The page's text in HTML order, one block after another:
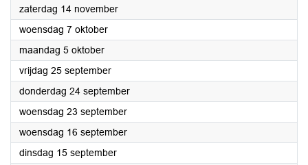
zaterdag 14 november2026
woensdag 7 oktober2026
maandag 5 oktober2026
vrijdag 25 september2026
donderdag 24 september2026
woensdag 23 september2026
woensdag 16 september2026
dinsdag 15 september2026